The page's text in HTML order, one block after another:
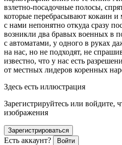
взлетно-посадочные полосы,
которые перебрасывают кокаин
с нами непонятно откуда сразу
возникли два бравых военных в
с автоматами, у одного в руках
на нас, но не подходят, не
известно, что у нас есть
от местных лидеров коренных
Здесь есть иллюстрация
Зарегистрируйтесь или войдите,
изображения
Зарегистрироваться
Есть аккаунт? Войти